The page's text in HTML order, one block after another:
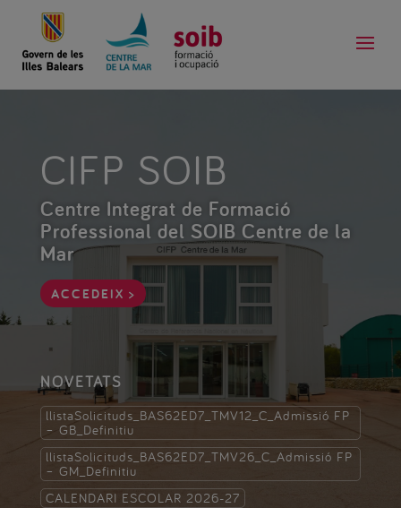
CIFP SOIB
Centre Integrat de Formació
Professional del SOIB Centre de la
Mar
ACCEDEIX >
NOVETATS
llistaSolicituds_BAS62ED7_TMV12_C_Admissió FP
– GB_Definitiu
llistaSolicituds_BAS62ED7_TMV26_C_Admissió FP
– GM_Definitiu
CALENDARI ESCOLAR 2026-27